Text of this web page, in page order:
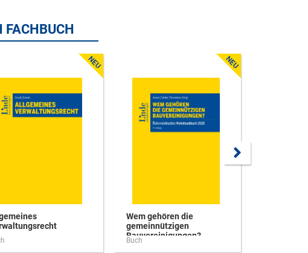
FACHBUCH
Wem gehören die
gemeinnützigen
Bauvereinigungen?
Buch